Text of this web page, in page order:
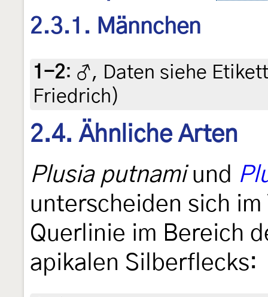
2.3.1. Männchen
1-2: ♂, Daten siehe
Friedrich)
2.4. Ähnliche Arten
Plusia putnamiund
unterscheiden sich
Querlinie im Bereich
apikalen Silberflecks: